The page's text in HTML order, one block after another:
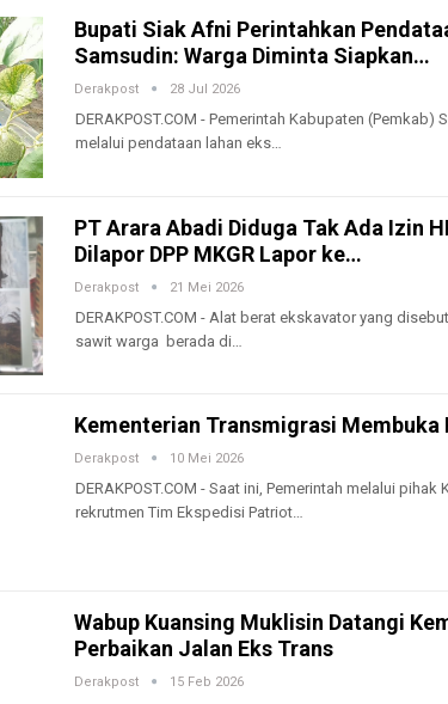
Bupati Siak Afni Perintahkan
Samsudin: Warga Diminta Siapkan…
Derakpost 28 Jul 2026
DERAKPOST.COM - Pemerintah Kabupaten
melalui pendataan lahan eks…
PT Arara Abadi Diduga Tak Ada Izin
Dilapor DPP MKGR Lapor ke…
Derakpost 21 Mei 2026
DERAKPOST.COM - Alat berat ekskavator yang
sawit warga berada di…
Kementerian Transmigrasi
Derakpost 10 Mei 2026
DERAKPOST.COM - Saat ini, Pemerintah melalui
rekrutmen Tim Ekspedisi Patriot…
Wabup Kuansing Muklisin Datangi
Perbaikan Jalan Eks Trans
Derakpost 15 Feb 2026